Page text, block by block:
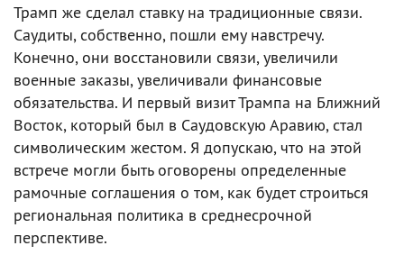
Трамп же сделал ставку на традиционные связи.
Саудиты, собственно, пошли ему навстречу.
Конечно, они восстановили связи, увеличили
военные заказы, увеличивали финансовые
обязательства. И первый визит Трампа на Ближний
Восток, который был в Саудовскую Аравию, стал
символическим жестом. Я допускаю, что на этой
встрече могли быть оговорены определенные
рамочные соглашения о том, как будет строиться
региональная политика в среднесрочной
перспективе.